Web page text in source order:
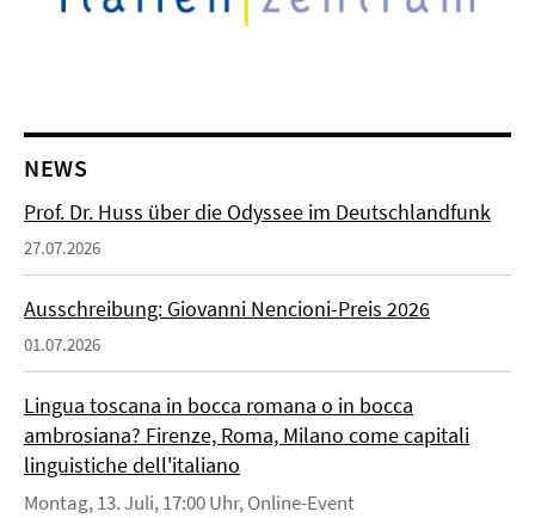
NEWS
Prof. Dr. Huss über die Odyssee im Deutschlandfunk
27.07.2026
Ausschreibung: Giovanni Nencioni-Preis 2026
01.07.2026
Lingua toscana in bocca romana o in bocca
ambrosiana? Firenze, Roma, Milano come capitali
linguistiche dell'italiano
Montag, 13. Juli, 17:00 Uhr, Online-Event